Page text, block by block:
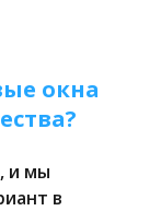
окна
и мы
в